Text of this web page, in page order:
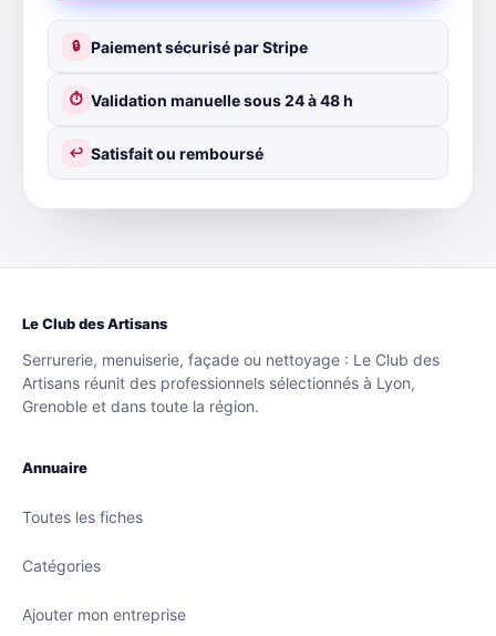
🔒 Paiement sécurisé par Stripe
⏱ Validation manuelle sous 24 à 48 h
↩ Satisfait ou remboursé
Le Club des Artisans
Serrurerie, menuiserie, façade ou nettoyage : Le Club des
Artisans réunit des professionnels sélectionnés à Lyon,
Grenoble et dans toute la région.
Annuaire
Toutes les fiches
Catégories
Ajouter mon entreprise